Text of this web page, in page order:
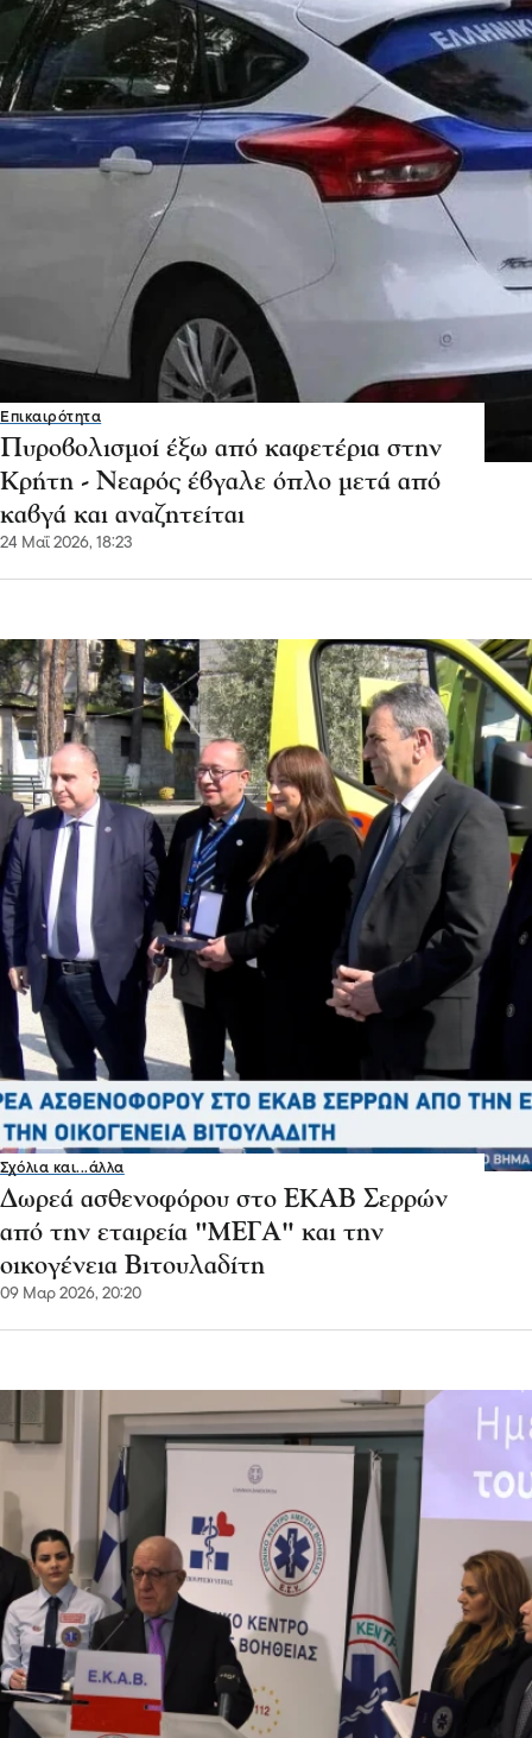
Επικαιρότητα
Πυροβολισμοί έξω από καφετέρια στην
Κρήτη - Νεαρός έβγαλε όπλο μετά από
καβγά και αναζητείται
24 Μαΐ 2026, 18:23
Σχόλια και...άλλα
Δωρεά ασθενοφόρου στο ΕΚΑΒ Σερρών
από την εταιρεία "ΜΕΓΑ" και την
οικογένεια Βιτουλαδίτη
09 Μαρ 2026, 20:20